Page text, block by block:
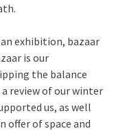
exhibition, bazaar
is our
the balance
review of our winter
us, as well
offer of space and